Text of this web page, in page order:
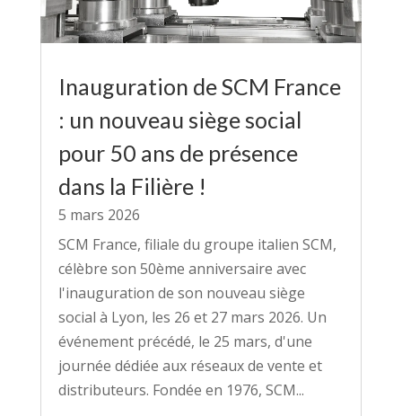
Inauguration de SCM France
: un nouveau siège social
pour 50 ans de présence
dans la Filière !
5 mars 2026
SCM France, filiale du groupe italien SCM,
célèbre son 50ème anniversaire avec
l'inauguration de son nouveau siège
social à Lyon, les 26 et 27 mars 2026. Un
événement précédé, le 25 mars, d'une
journée dédiée aux réseaux de vente et
distributeurs. Fondée en 1976, SCM...